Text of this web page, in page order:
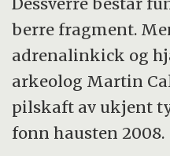
berre fragment.
adrenalinkick og
arkeolog Martin
pilskaft av ukjent
fonn hausten 2008.